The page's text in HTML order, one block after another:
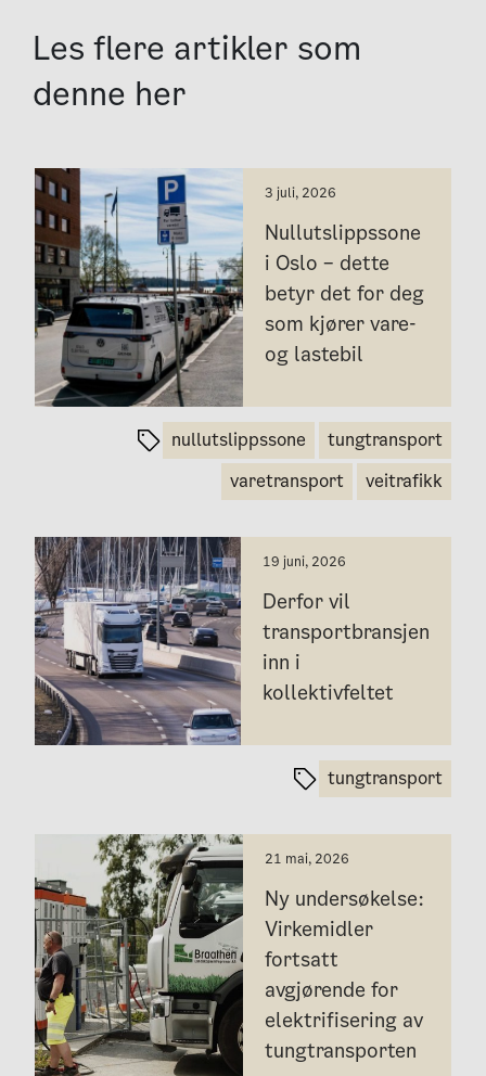
Les flere artikler som
denne her
3 juli, 2026
Nullutslippssone
i Oslo – dette
betyr det for deg
som kjører vare-
og lastebil
nullutslippssone
tungtransport
varetransport
veitrafikk
19 juni, 2026
Derfor vil
transportbransjen
inn i
kollektivfeltet
tungtransport
21 mai, 2026
Ny undersøkelse:
Virkemidler
fortsatt
avgjørende for
elektrifisering av
tungtransporten